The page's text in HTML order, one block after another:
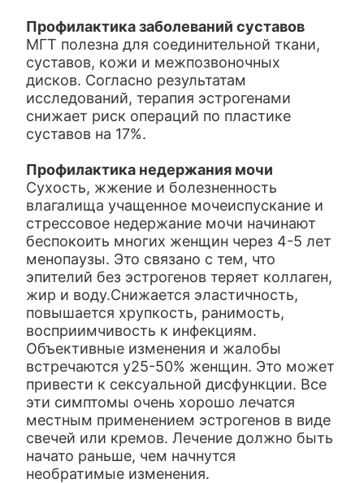
Профилактика заболеваний суставов
МГТ полезна для соединительной ткани,
суставов, кожи и межпозвоночных
дисков. Согласно результатам
исследований, терапия эстрогенами
снижает риск операций по пластике
суставов на 17%.
Профилактика недержания мочи
Сухость, жжение и болезненность
влагалища учащенное мочеиспускание и
стрессовое недержание мочи начинают
беспокоить многих женщин через 4-5 лет
менопаузы. Это связано с тем, что
эпителий без эстрогенов теряет коллаген,
жир и воду.Снижается эластичность,
повышается хрупкость, ранимость,
восприимчивость к инфекциям.
Объективные изменения и жалобы
встречаются у25-50% женщин. Это может
привести к сексуальной дисфункции. Все
эти симптомы очень хорошо лечатся
местным применением эстрогенов в виде
свечей или кремов. Лечение должно быть
начато раньше, чем начнутся
необратимые изменения.